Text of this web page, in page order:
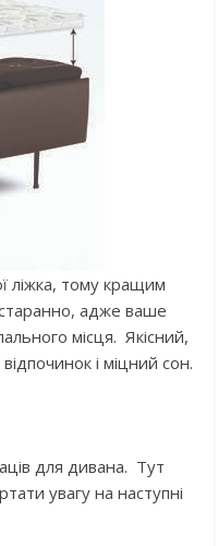
ліжка, тому кращим
адже ваше
місця. Якісний,
і міцний сон.
для дивана. Тут
увагу на наступні